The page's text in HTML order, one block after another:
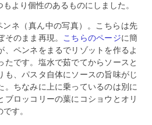
より個性のあるものにしました。
ネ（真ん中の写真）。こちらは先
のまま再現。 こちらのページに簡
、ペンネをまるでリゾットを作るよ
たです。塩水で茹でてからソースと
も、パスタ自体にソースの旨味がじ
。ちなみに上に乗っているのは別に
ブロッコリーの葉にコショウとオリ
す。